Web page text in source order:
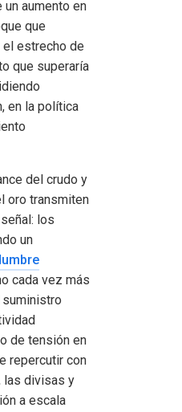
aumento en
que
estrecho de
que superaría
en la política
del crudo y
oro transmiten
los
un
cada vez más
de tensión en
repercutir con
las divisas y
a escala